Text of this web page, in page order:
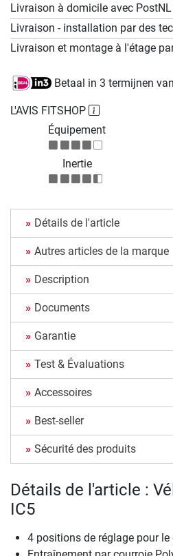
L'AVIS FITSHOP
Équipement
Inertie
Livraison à domicile avec
Livraison - installation par des
Livraison et montage à l'étage
Betaal in 3 termijnen van
Détails de l'article
Autres articles de la marque
Description
Documents
Garantie
Test & Évaluations
Accessoires
Best-seller
Sécurité des produits
Détails de l'article :
IC5
4 positions de réglage pour